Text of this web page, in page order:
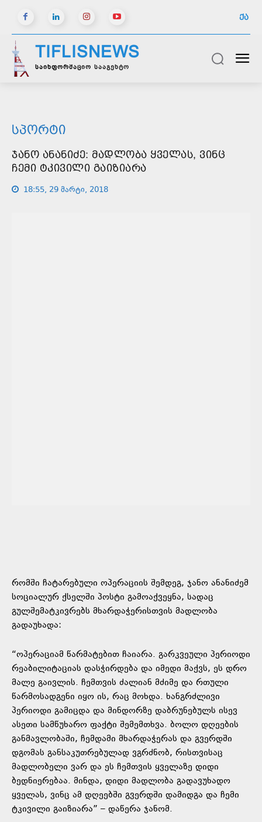
ᲥᲐ
TIFLISNEWS
საინფორმაციო სააგენტო
ᲡᲞᲝᲠᲢᲘ
ᲯᲐᲜᲝ ᲐᲜᲐᲜᲘᲫᲔ: ᲛᲐᲓᲚᲝᲑᲐ ᲧᲕᲔᲚᲐᲡ, ᲕᲘᲜᲪ
ᲩᲔᲛᲘ ᲢᲙᲘᲕᲘᲚᲘ ᲒᲐᲘᲖᲘᲐᲠᲐ
18:55, 29 მარტი, 2018
რომში ჩატარებული ოპერაციის შემდეგ, ჯანო ანანიძემ
სოციალურ ქსელში პოსტი გამოაქვეყნა, სადაც
გულშემატკივრებს მხარდაჭერისთვის მადლობა
გადაუხადა:
“ოპერაციამ წარმატებით ჩაიარა. გარკვეული პერიოდი
რეაბილიტაციას დასჭირდება და იმედი მაქვს, ეს დრო
მალე გაივლის. ჩემთვის ძალიან მძიმე და რთული
წარმოსადგენი იყო ის, რაც მოხდა. ხანგრძლივი
პერიოდი გამიცდა და მინდორზე დაბრუნებულს ისევ
ასეთი სამწუხარო ფაქტი შემემთხვა. ბოლო დღეების
განმავლობაში, ჩემდამი მხარდაჭერას და გვერდში
დგომას განსაკუთრებულად ვგრძნობ, რისთვისაც
მადლობელი ვარ და ეს ჩემთვის ყველაზე დიდი
ბედნიერებაა. მინდა, დიდი მადლობა გადავუხადო
ყველას, ვინც ამ დღეებში გვერდში დამიდგა და ჩემი
ტკივილი გაიზიარა” – დაწერა ჯანომ.